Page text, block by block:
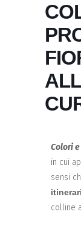
Colori
in cui
sensi
itinerari
colline